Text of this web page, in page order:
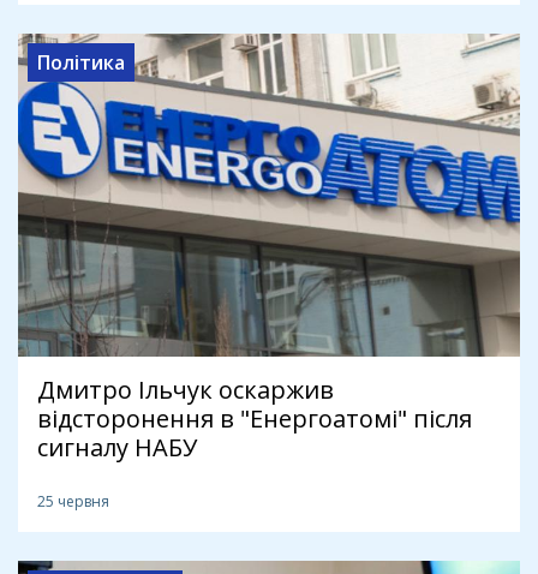
Політика
Дмитро Ільчук оскаржив
відсторонення в "Енергоатомі" після
сигналу НАБУ
25 червня